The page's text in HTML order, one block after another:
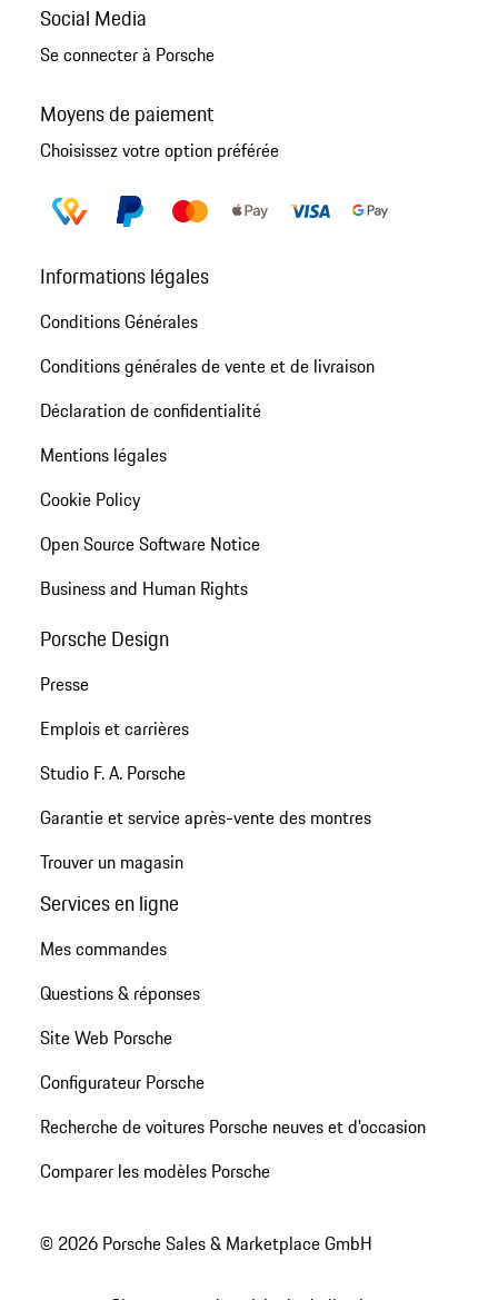
Social Media
Se connecter à Porsche
Moyens de paiement
Choisissez votre option préférée
Informations légales
Conditions Générales
Conditions générales de vente et de livraison
Déclaration de confidentialité
Mentions légales
Cookie Policy
Open Source Software Notice
Business and Human Rights
Porsche Design
Presse
Emplois et carrières
Studio F. A. Porsche
Garantie et service après-vente des montres
Trouver un magasin
Services en ligne
Mes commandes
Questions & réponses
Site Web Porsche
Configurateur Porsche
Recherche de voitures Porsche neuves et d'occasion
Comparer les modèles Porsche
© 2026 Porsche Sales & Marketplace GmbH